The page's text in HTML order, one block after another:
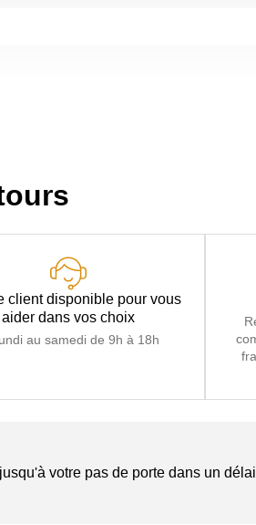
client disponible pour vous
aider dans vos choix
au samedi de 9h à 18h
votre pas de porte dans un